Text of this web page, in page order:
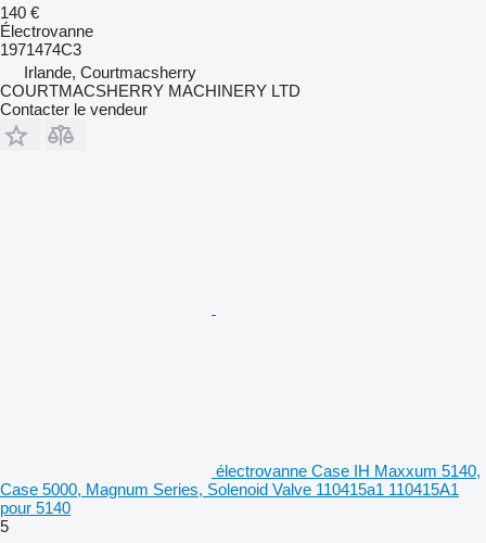
140 €
Électrovanne
1971474C3
Irlande, Courtmacsherry
COURTMACSHERRY MACHINERY LTD
Contacter le vendeur
électrovanne Case IH Maxxum 5140,
Case 5000, Magnum Series, Solenoid Valve 110415a1 110415A1
pour 5140
5